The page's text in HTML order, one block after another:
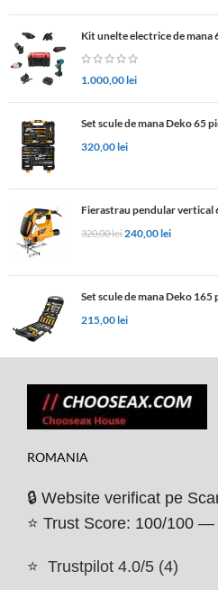
Kit unelte electrice de mana
1.000,00lei
Set scule de mana Deko 65
320,00lei
Fierastrau pendular vertical
320,00lei 240,00lei
Set scule de mana Deko 165
215,00lei
ROMANIA
🔒 Website verificat pe
⭐ Trust Score: 100/100 —
⭐ Trustpilot 4.0/5 (4)